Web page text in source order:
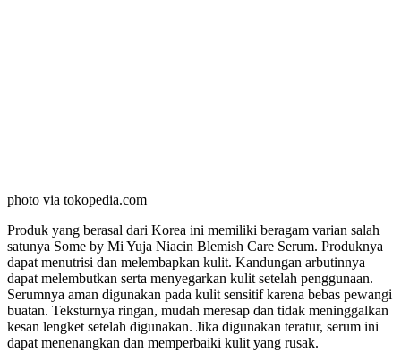
photo via tokopedia.com
Produk yang berasal dari Korea ini memiliki beragam varian salah
satunya Some by Mi Yuja Niacin Blemish Care Serum. Produknya
dapat menutrisi dan melembapkan kulit. Kandungan arbutinnya
dapat melembutkan serta menyegarkan kulit setelah penggunaan.
Serumnya aman digunakan pada kulit sensitif karena bebas pewangi
buatan. Teksturnya ringan, mudah meresap dan tidak meninggalkan
kesan lengket setelah digunakan. Jika digunakan teratur, serum ini
dapat menenangkan dan memperbaiki kulit yang rusak.